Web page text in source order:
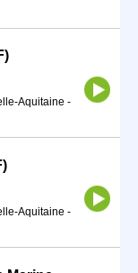
Aquitaine -
Aquitaine -